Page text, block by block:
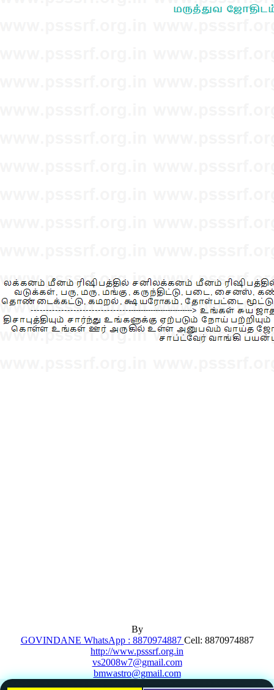
By
GOVINDANE WhatsApp : 8870974887 Cell: 8870974887
http://www.psssrf.org.in
vs2008w7@gmail.com
bmwastro@gmail.com